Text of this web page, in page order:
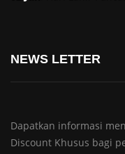
NEWS LETTER
Dapatkan informasi
Discount Khusus bagi